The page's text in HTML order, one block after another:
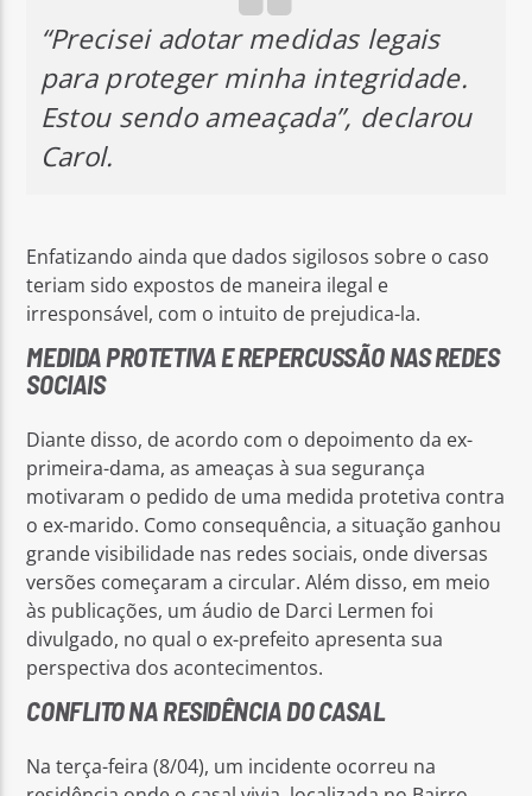
“Precisei adotar medidas legais
para proteger minha integridade.
Estou sendo ameaçada”, declarou
Carol.
Enfatizando ainda que dados sigilosos sobre o caso
teriam sido expostos de maneira ilegal e
irresponsável, com o intuito de prejudica-la.
MEDIDA PROTETIVA E REPERCUSSÃO NAS REDES
SOCIAIS
Diante disso, de acordo com o depoimento da ex-
primeira-dama, as ameaças à sua segurança
motivaram o pedido de uma medida protetiva contra
o ex-marido. Como consequência, a situação ganhou
grande visibilidade nas redes sociais, onde diversas
versões começaram a circular. Além disso, em meio
às publicações, um áudio de Darci Lermen foi
divulgado, no qual o ex-prefeito apresenta sua
perspectiva dos acontecimentos.
CONFLITO NA RESIDÊNCIA DO CASAL
Na terça-feira (8/04), um incidente ocorreu na